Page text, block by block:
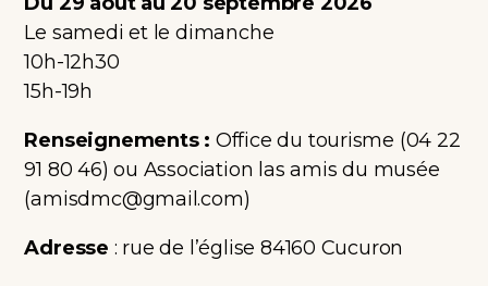
Le samedi et le dimanche
10h-12h30
15h-19h
Renseignements : Office du tourisme (04 22
91 80 46) ou Association las amis du musée
(amisdmc@gmail.com)
Adresse : rue de l’église 84160 Cucuron